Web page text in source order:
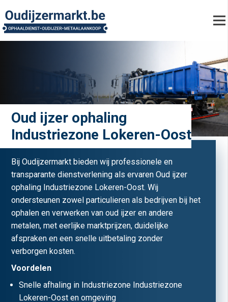
Oud ijzer ophaling
Industriezone Lokeren-Oost
Bij Oudijzermarkt bieden wij professionele en
transparante dienstverlening als ervaren Oud ijzer
ophaling Industriezone Lokeren-Oost. Wij
ondersteunen zowel particulieren als bedrijven bij het
ophalen en verwerken van oud ijzer en andere
metalen, met eerlijke marktprijzen, duidelijke
afspraken en een snelle uitbetaling zonder
verborgen kosten.
Voordelen
Snelle afhaling in Industriezone Industriezone
Lokeren-Oost en omgeving